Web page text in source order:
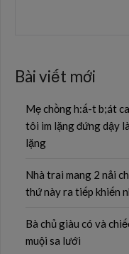
Bài viết mới
Mẹ chồng h:ấ-t b;át
tôi im lặng đứng dậy
lặng
Nhà trai mang 2 nải
thứ này ra tiếp khiến
Bà chủ giàu có và
muội sa lưới